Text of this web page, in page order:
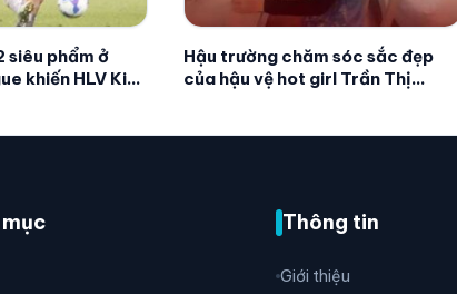
siêu phẩm ở
khiến HLV Kim
Hậu trường chăm sóc sắc đẹp
của hậu vệ hot girl Trần Thị
Thông tin
Giới thiệu